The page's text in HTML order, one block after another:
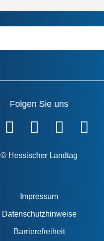
Folgen Sie uns
© Hessischer Landtag
Impressum
Datenschutzhinweise
Barrierefreiheit